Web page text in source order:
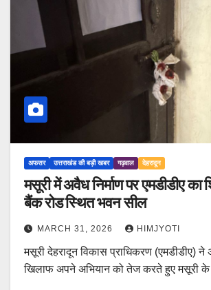
अफसर उत्तराखंड की बड़ी खबर गढ़वाल देहरादून
मसूरी में अवैध निर्माण पर एमडीडीए
बैंक रोड स्थित भवन सील
MARCH 31, 2026 HIMJYOTI
मसूरी देहरादून विकास प्राधिकरण (एमडीडीए) ने
खिलाफ अपने अभियान को तेज करते हुए मसूरी